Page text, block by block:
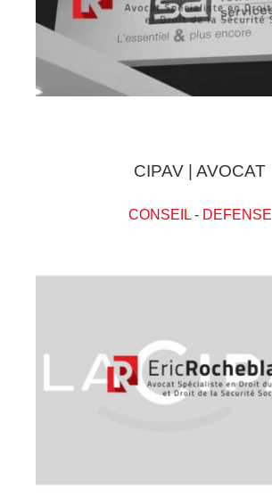
CIPAV | AVOCAT
CONSEIL- DEFENSE